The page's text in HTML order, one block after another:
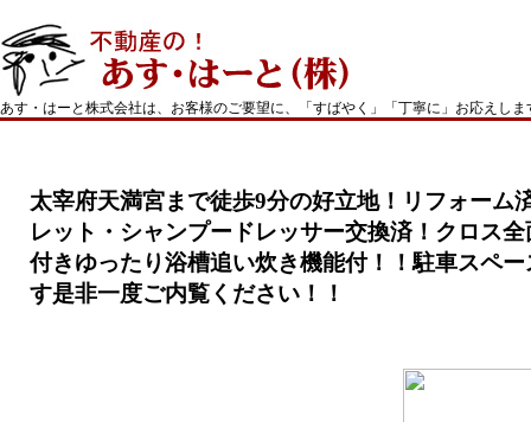
あす・はーと株式会社は、お客様のご要望に、「すばやく」「丁寧に」お応えしま
太宰府天満宮まで徒歩9分の好立地！リフォー
レット・シャンプードレッサー交換済！クロス
付きゆったり浴槽追い炊き機能付！！駐車スペ
す是非一度ご内覧ください！！